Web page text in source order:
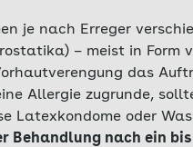
je nach Erreger
– meist in Form
das
Allergie zugrunde,
Latexkondome oder
Behandlung nach ein